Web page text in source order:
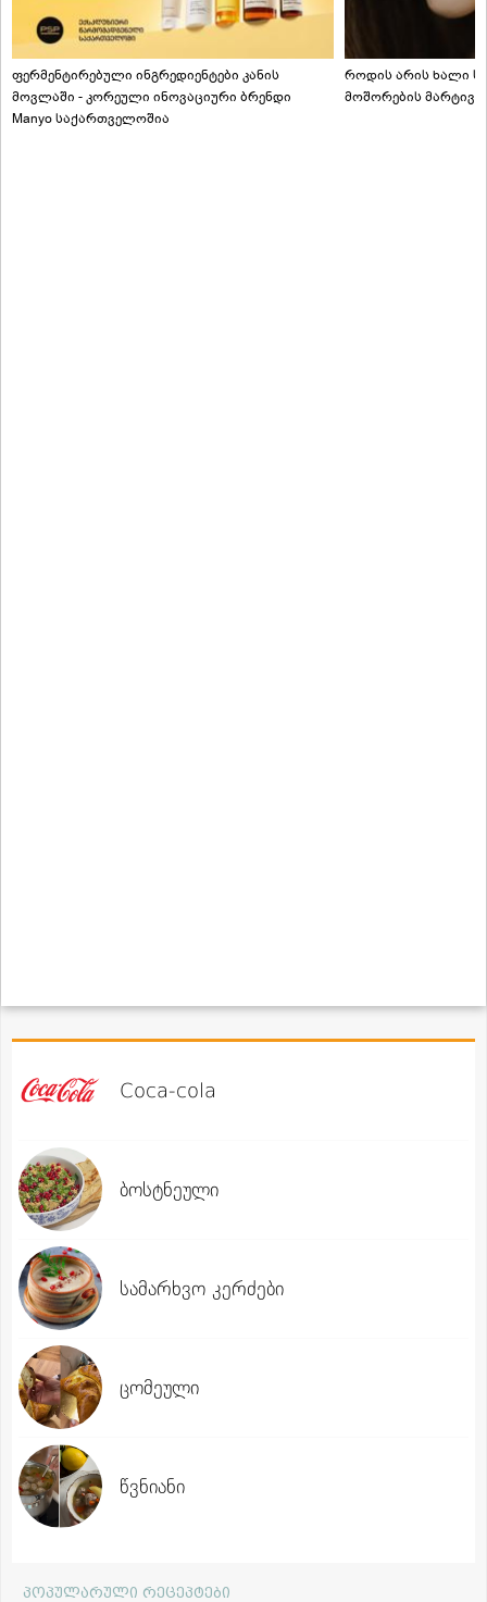
ფერმენტირებული ინგრედიენტები კანის
მოვლაში - კორეული ინოვაციური ბრენდი
Manyo საქართველოშია
როდის არის ხალი
მოშორების
Coca-cola
ბოსტნეული
სამარხვო კერძები
ცომეული
წვნიანი
პოპულარული რეცეპტები